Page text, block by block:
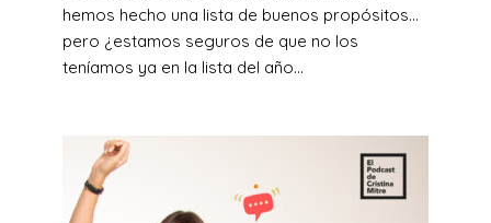
hemos hecho una lista de buenos propósitos…
pero ¿estamos seguros de que no los
teníamos ya en la lista del año...